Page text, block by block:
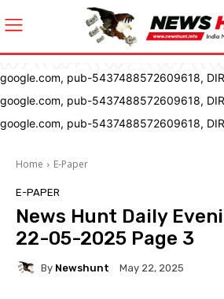
google.com, pub-5437488572609618,
google.com, pub-5437488572609618,
google.com, pub-5437488572609618,
Home E-Paper
E-PAPER
News Hunt Daily
22-05-2025 Page 3
By Newshunt May 22, 2025